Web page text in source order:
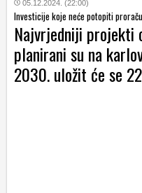
05.12.2024. (22:00)
Investicije koje neće potopiti
Najvrjedniji projekti
planirani su na
2030. uložit će se